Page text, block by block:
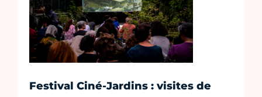
Festival Ciné-Jardins : visites de